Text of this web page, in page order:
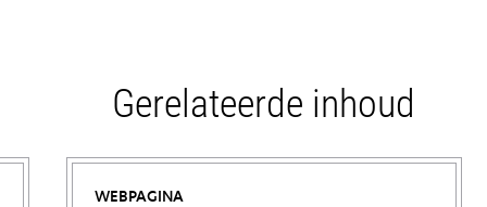
Gerelateerde inhoud
WEBPAGINA